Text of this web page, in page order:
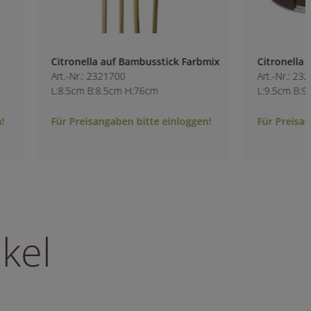
Citronella auf Bambusstick Farbmix
Art.-Nr.: 2321700
L:8.5cm B:8.5cm H:76cm
Für Preisangaben bitte einloggen!
Citronella Kerze
Art.-Nr.: 2321400
L:9.5cm B:9.5cm
Für